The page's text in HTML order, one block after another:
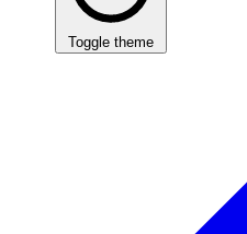
Toggle theme